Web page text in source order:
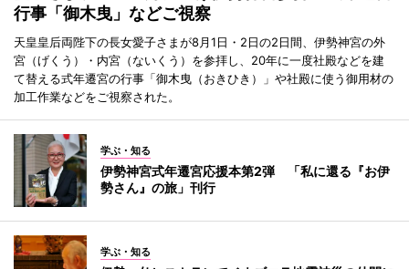
行事「御木曳」などご視察
天皇皇后両陛下の長女愛子さまが8月1日・2日の2日間、伊勢神宮の外
宮（げくう）・内宮（ないくう）を参拝し、20年に一度社殿などを建
て替える式年遷宮の行事「御木曳（おきひき）」や社殿に使う御用材の
加工作業などをご視察された。
学ぶ・知る
伊勢神宮式年遷宮応援本第2弾 「私に還る『お伊
勢さん』の旅」刊行
学ぶ・知る